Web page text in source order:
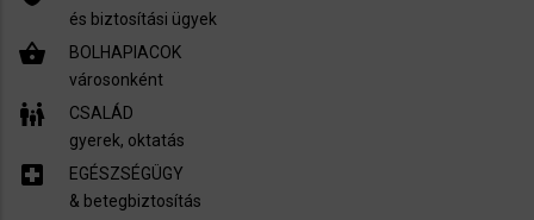
és biztosítási ügyek
shopping_basket
BOLHAPIACOK
városonként
family_restroom
CSALÁD
gyerek, oktatás
local_hospital
EGÉSZSÉGÜGY
​& betegbiztosítás